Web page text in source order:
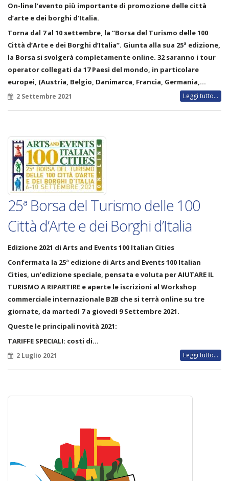
On-line l’evento più importante di promozione delle città
d’arte e dei borghi d’Italia.
Torna dal 7 al 10 settembre, la “Borsa del Turismo delle 100
Città d’Arte e dei Borghi d’Italia”. Giunta alla sua 25ª edizione,
la Borsa si svolgerà completamente online. 32 saranno i tour
operator collegati da 17 Paesi del mondo, in particolare
europei, (Austria, Belgio, Danimarca, Francia, Germania,…
2 Settembre 2021 Leggi tutto...
25ª Borsa del Turismo delle 100
Città d’Arte e dei Borghi d’Italia
Edizione 2021 di Arts and Events 100 Italian Cities
Confermata la 25ª edizione di Arts and Events 100 Italian
Cities, un’edizione speciale, pensata e voluta per AIUTARE IL
TURISMO A RIPARTIRE e aperte le iscrizioni al Workshop
commerciale internazionale B2B che si terrà online su tre
giornate, da martedì 7 a giovedì 9 Settembre 2021.
Queste le principali novità 2021:
TARIFFE SPECIALI: costi di…
2 Luglio 2021 Leggi tutto...